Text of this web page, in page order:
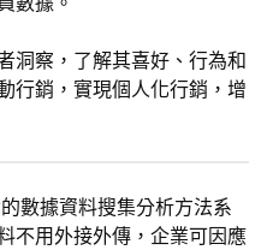
洞察，了解其喜好、行為和
行銷，實現個人化行銷，增
數據資料搜集分析方法系
不用外接外傳，企業可因應